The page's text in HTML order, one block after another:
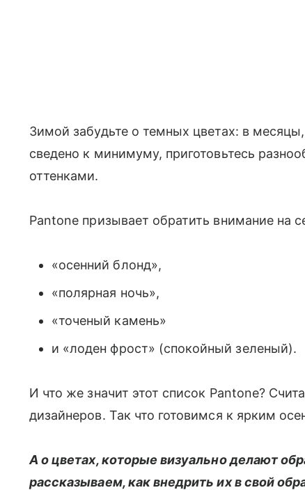
Зимой забудьте о темных цветах: в
сведено к минимуму, приготовьтесь
оттенками.
Pаntone призывает обратить внимание на
«осенний блонд»,
«полярная ночь»,
«точеный камень»
и «лоден фрост» (спокойный зеленый).
И что же значит этот список Pantone?
дизайнеров. Так что готовимся к ярким
А о цветах, которые визуально делают
рассказываем, как внедрить их в свой